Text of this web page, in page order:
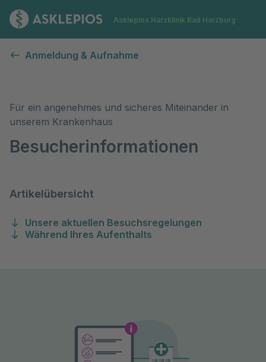
Zur Startseite
Asklepios Harzklinik Bad Harzburg
Anmeldung & Aufnahme
Für ein angenehmes und sicheres Miteinander in
unserem Krankenhaus
Besucherinformationen
Artikelübersicht
Unsere aktuellen Besuchsregelungen
Während Ihres Aufenthalts